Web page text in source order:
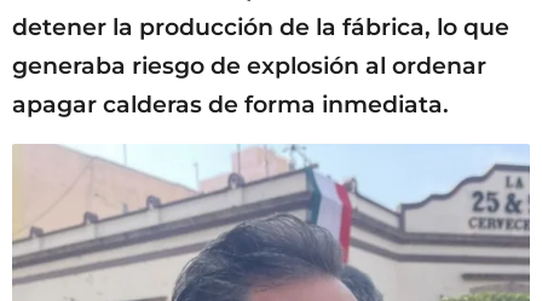
detener la producción de la fábrica, lo que
generaba riesgo de explosión al ordenar
apagar calderas de forma inmediata.